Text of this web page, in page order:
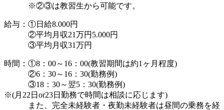
※②③は教習生から可能です。
給与：①日給8.000円
②平均月収21万円5.000円
③平均月収31万円
時間：①8：00～16：00(教習期間は約1ヶ月程度)
②6：30～16：30(勤務例)
③18：30～翌5：30(勤務例)
※(月22日or23日勤務で時間は相談に応じます)
また、完全未経験者・夜勤未経験者は昼間の乗務を経